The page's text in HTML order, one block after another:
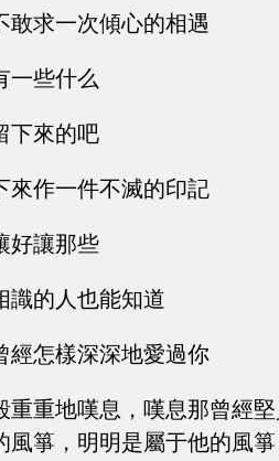
敢求一次傾心的相遇
一些什么
下來的吧
來作一件不滅的印記
好讓那些
識的人也能知道
經怎樣深深地愛過你
重重地嘆息，嘆息那曾經
風箏，明明是屬于他的風